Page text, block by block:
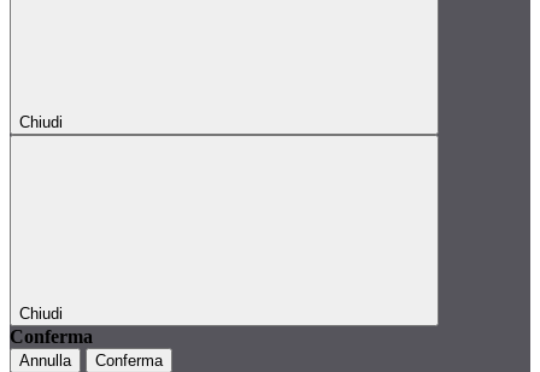
Chiudi
Chiudi
Conferma
Annulla Conferma